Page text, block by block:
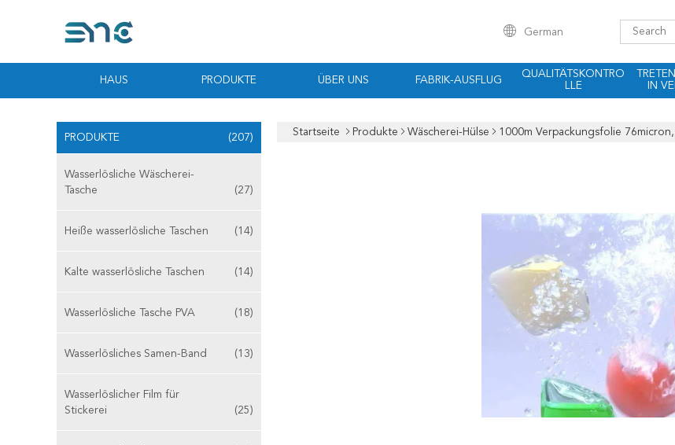
German
HAUS PRODUKTE ÜBER UNS FABRIK-AUSFLUG
QUALITÄTSKONTRO
LLE
IN
PRODUKTE (207)
Wasserlösliche Wäscherei-
Tasche
(27)
Heiße wasserlösliche Taschen (14)
Kalte wasserlösliche Taschen (14)
Wasserlösliche Tasche PVA (18)
Wasserlösliches Samen-Band (13)
Wasserlöslicher Film für
Stickerei
(25)
Startseite Produkte Wäscherei-Hülse 1000m Verpackungsfolie